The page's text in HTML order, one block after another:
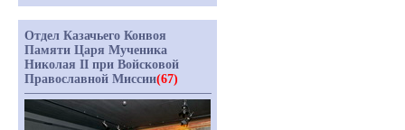
Отдел Казачьего Конвоя
Памяти Царя Мученика
Николая II при Войсковой
Православной Миссии(67)